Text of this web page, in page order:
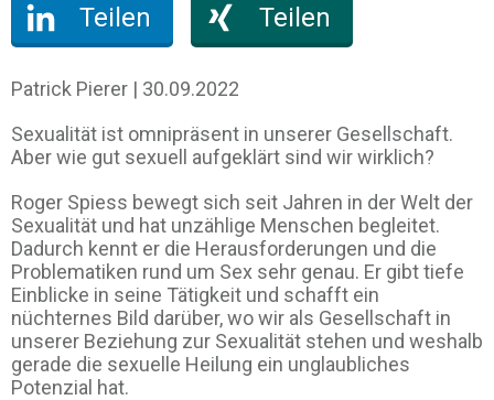
Teilen Teilen
Patrick Pierer | 30.09.2022
Sexualität ist omnipräsent in unserer Gesellschaft.
Aber wie gut sexuell aufgeklärt sind wir wirklich?
Roger Spiess bewegt sich seit Jahren in der Welt der
Sexualität und hat unzählige Menschen begleitet.
Dadurch kennt er die Herausforderungen und die
Problematiken rund um Sex sehr genau. Er gibt tiefe
Einblicke in seine Tätigkeit und schafft ein
nüchternes Bild darüber, wo wir als Gesellschaft in
unserer Beziehung zur Sexualität stehen und weshalb
gerade die sexuelle Heilung ein unglaubliches
Potenzial hat.